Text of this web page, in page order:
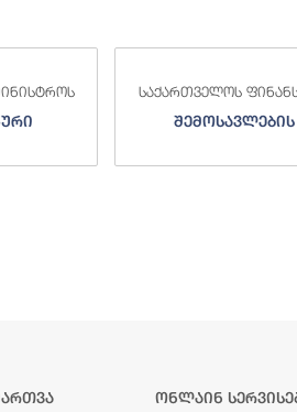
საქართველოს
ონლაინ